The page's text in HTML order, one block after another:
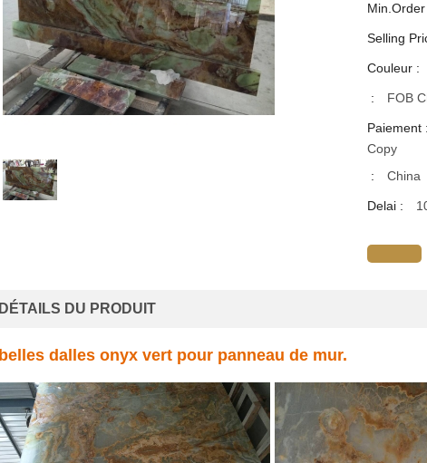
Selling
Couleur :
: FOB
Paiement
Copy
:
China
Delai :
DÉTAILS DU PRODUIT
belles dalles onyx vert pour panneau de mur.